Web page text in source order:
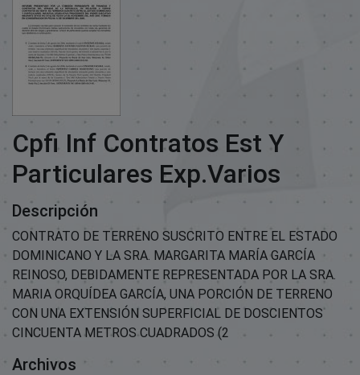
Cpfi Inf Contratos Est Y
Particulares Exp.Varios
Descripción
CONTRATO DE TERRENO SUSCRITO ENTRE EL ESTADO
DOMINICANO Y LA SRA. MARGARITA MARÍA GARCÍA
REINOSO, DEBIDAMENTE REPRESENTADA POR LA SRA.
MARIA ORQUÍDEA GARCÍA, UNA PORCIÓN DE TERRENO
CON UNA EXTENSIÓN SUPERFICIAL DE DOSCIENTOS
CINCUENTA METROS CUADRADOS (2
Archivos